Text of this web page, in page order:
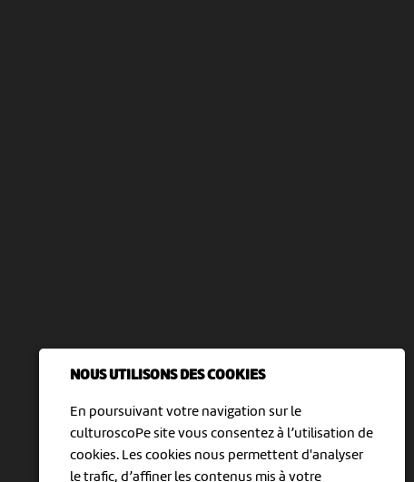
NOUS UTILISONS DES COOKIES
En poursuivant votre navigation sur le
culturoscoPe site vous consentez à l’utilisation de
cookies. Les cookies nous permettent d'analyser
le trafic, d’affiner les contenus mis à votre